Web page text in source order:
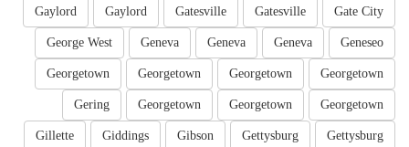
Gate City
Gatesville
Gatesville
Gaylord
Gaylord
Geneseo
Geneva
Geneva
Geneva
George West
Georgetown
Georgetown
Georgetown
Georgetown
Georgetown
Georgetown
Georgetown
Gering
Gettysburg
Gettysburg
Gibson
Giddings
Gillette